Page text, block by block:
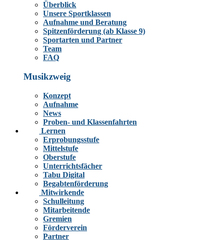
Überblick
Unsere Sportklassen
Aufnahme und Beratung
Spitzenförderung (ab Klasse 9)
Sportarten und Partner
Team
FAQ
Musikzweig
Konzept
Aufnahme
News
Proben- und Klassenfahrten
Lernen
Erprobungsstufe
Mittelstufe
Oberstufe
Unterrichtsfächer
Tabu Digital
Begabtenförderung
Mitwirkende
Schulleitung
Mitarbeitende
Gremien
Förderverein
Partner